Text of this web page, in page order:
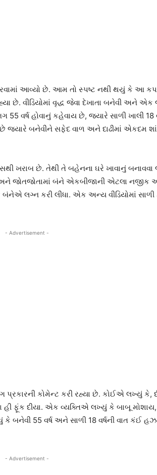
આવ્યો છે. આમ તો સ્પષ્ટ નથી થયું કે આ
છે. વીડિયોમાં વૃદ્ધ જેવા દેખાતા બનેવી અને એક
55 વર્ષ હોવાનું કહેવાય છે, જ્યારે સાળી ખાલી 18
છે જ્યારે બનેવીને સફેદ વાળ અને દાઢીમાં એકદમ
ખરાબ છે. તેથી તે બહેનના ઘરે ખાવાનું
અને જોતજોતામાં બંને એકબીજાની એટલા
લગ્ન કરી લીધા. એક અન્ય વીડિયોમાં
- Advertisement -
કોમેન્ટ કરી રહ્યા છે. કોઈએ લખ્યું કે,
ફૂંક દીયા. એક વ્યક્તિએ લખ્યું કે બાબૂ મોશાય,
બનેવી 55 વર્ષ અને સાળી 18 વર્ષની વાત કંઈ
- Advertisement -